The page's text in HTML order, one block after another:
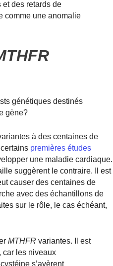
et des retards de
comme une anomalie
génétiques destinés
gène?
à des centaines de
premières études
une maladie cardiaque.
suggèrent le contraire. Il est
causer des centaines de
avec des échantillons de
sur le rôle, le cas échéant,
MTHFR variantes. Il est
car les niveaux
s’avèrent